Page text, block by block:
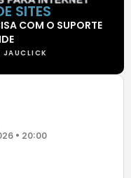
SITES
COM O SUPORTE
JAUCLICK
• 20:00